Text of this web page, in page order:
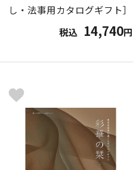
し・法事用カタログギフト］
税込 14,740円